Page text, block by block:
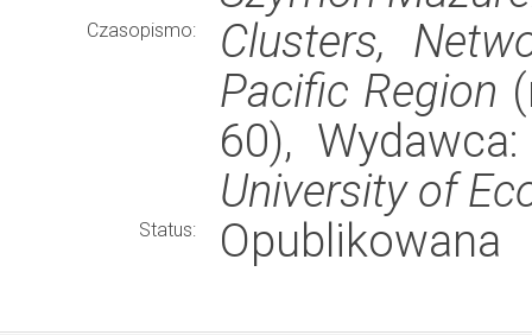
Czasopismo:
Clusters,
Pacific Region
60),
University of
Status: Opublikowana